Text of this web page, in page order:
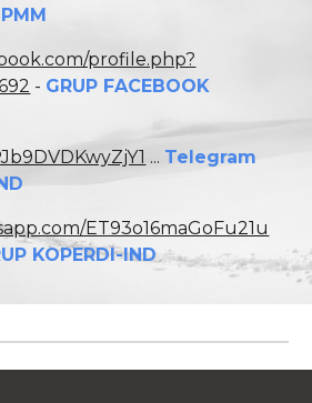
profile.php?
- GRUP FACEBOOK
... Telegram
ET93o16maGoFu21u
KOPERDI-IND